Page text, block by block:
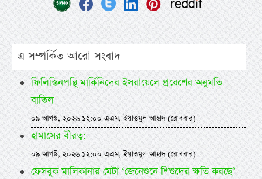
এ সম্পর্কিত আরো সংবাদ
ফিলিস্তিনপন্থি মার্কিনিদের ইসরায়েলে প্রবেশের অনুমতি
বাতিল
০৯ আগস্ট, ২০২৬ ১২:০০ এএম, ইয়াওমুল আহাদ (রোববার)
হামাসের বীরত্ব:
০৯ আগস্ট, ২০২৬ ১২:০০ এএম, ইয়াওমুল আহাদ (রোববার)
ফেসবুক মালিকানার মেটা ‘জেনেশুনে শিশুদের ক্ষতি করছে’